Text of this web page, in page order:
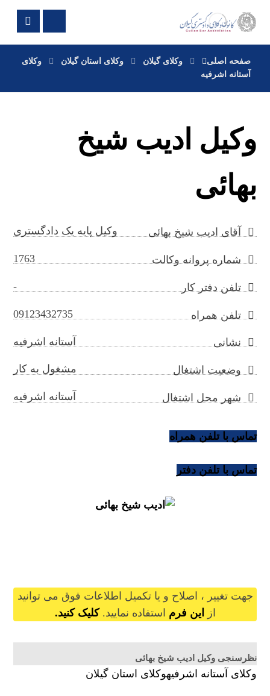
صفحه اصلی وکلای گیلان وکلای استان گیلان
وکلای
آستانه اشرفیه
وکیل ادیب شیخ
بهائی
آقای ادیب شیخ بهائی وکیل پایه یک دادگستری
شماره پروانه وکالت 1763
تلفن دفتر کار -
تلفن همراه 09123432735
نشانی آستانه اشرفیه
وضعیت اشتغال مشغول به کار
شهر محل اشتغال آستانه اشرفیه
تماس با تلفن همراه
تماس با تلفن دفتر
جهت تغییر ، اصلاح و یا تکمیل اطلاعات فوق می توانید
از
این فرم استفاده نمایید. کلیک کنید.
نظرسنجی وکیل ادیب شیخ بهائی
وکلای آستانه اشرفیهوکلای استان گیلان